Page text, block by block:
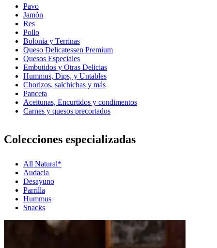
Pavo
Jamón
Res
Pollo
Bolonia y Terrinas
Queso Delicatessen Premium
Quesos Especiales
Embutidos y Otras Delicias
Hummus, Dips, y Untables
Chorizos, salchichas y más
Panceta
Aceitunas, Encurtidos y condimentos
Carnes y quesos precortados
Colecciones especializadas
All Natural*
Audacia
Desayuno
Parrilla
Hummus
Snacks